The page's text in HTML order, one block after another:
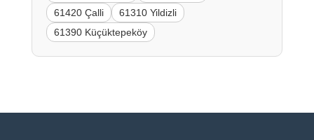
61420 Çalli
61310 Yildizli
61390 Küçüktepeköy